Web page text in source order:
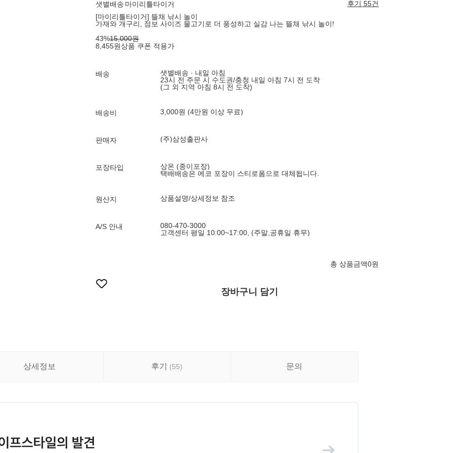
샛별배송 마이리틀타이거
후기 55건
[마이리틀타이거] 뜰채 낚시 놀이
가재와 개구리, 점보 사이즈 물고기로 더 풍성하고 실감 나는 뜰채 낚시 놀이!
43%15,000원
8,455원상품 쿠폰 적용가
배송
샛별배송 · 내일 아침
23시 전 주문 시 수도권/충청 내일 아침 7시 전 도착
(그 외 지역 아침 8시 전 도착)
배송비 3,000원 (4만원 이상 무료)
판매자 (주)삼성출판사
포장타입
상온 (종이포장)
택배배송은 에코 포장이 스티로폼으로 대체됩니다.
원산지 상품설명/상세정보 참조
A/S 안내
080-470-3000
고객센터 평일 10:00~17:00, (주말,공휴일 휴무)
총 상품금액0원
장바구니 담기
상세정보 후기 (55) 문의